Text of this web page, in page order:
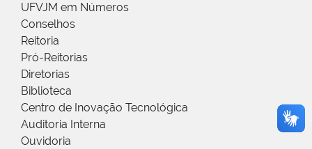
UFVJM em Números
Conselhos
Reitoria
Pró-Reitorias
Diretorias
Biblioteca
Centro de Inovação Tecnológica
Auditoria Interna
Ouvidoria